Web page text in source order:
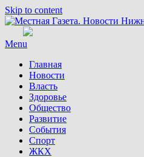
Skip to content
Menu
Главная
Новости
Власть
Здоровье
Общество
Развитие
События
Спорт
ЖКХ